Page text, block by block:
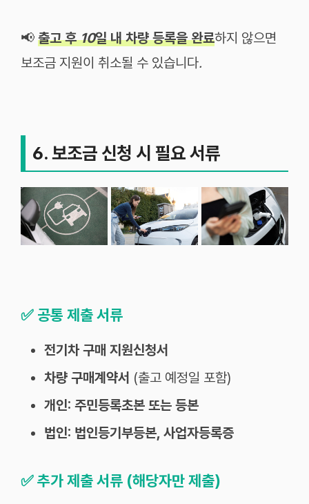
📢 출고 후10일 내 차량 등록을 완료하지 않으면
보조금 지원이 취소될 수 있습니다.
6. 보조금 신청 시 필요 서류
✅ 공통 제출 서류
전기차 구매 지원신청서
차량 구매계약서 (출고 예정일 포함)
개인: 주민등록초본 또는 등본
법인: 법인등기부등본, 사업자등록증
✅추가 제출 서류 (해당자만 제출)